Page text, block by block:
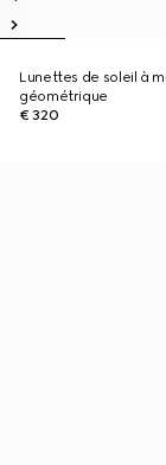
Lunettes de soleil à
géométrique
€ 320